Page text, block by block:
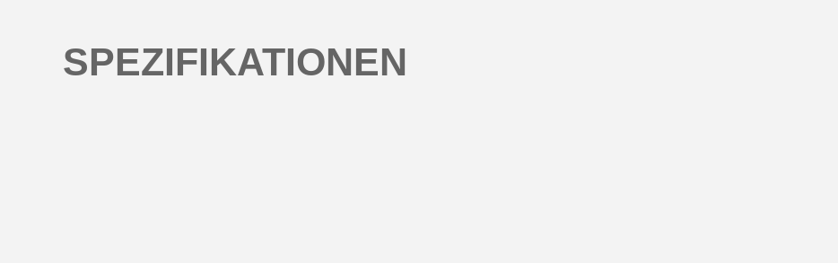
SPEZIFIKATIONEN